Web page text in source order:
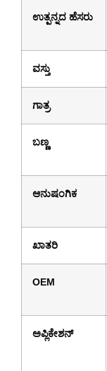
ಉತ್ಪನ್ನದ ಹೆಸರು
ವಸ್ತು
ಗಾತ್ರ
ಬಣ್ಣ
ಆನುಷಂಗಿಕ
ಖಾತರಿ
OEM
ಅಪ್ಲಿಕೇಶನ್